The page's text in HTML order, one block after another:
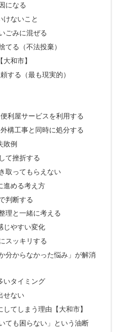
になる
けないこと
ごみに混ぜる
てる（不法投棄）
和市】
する（最も現実的）
利屋サービスを利用する
構工事と同時に処分する
敗例
て挫折する
取ってもらえない
進める考え方
判断する
理と一緒に考える
じやすい変化
スッキリする
分からなかった悩み」が解消
いタイミング
せない
てしまう理由【大和市】
ても困らない」という油断